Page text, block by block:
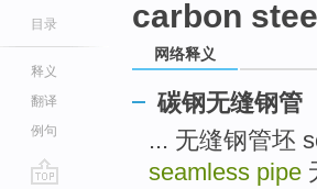
目录
释义
翻译
例句
carbon
网络释义
碳钢无缝钢管
... 无缝钢管坯
seamless pipe